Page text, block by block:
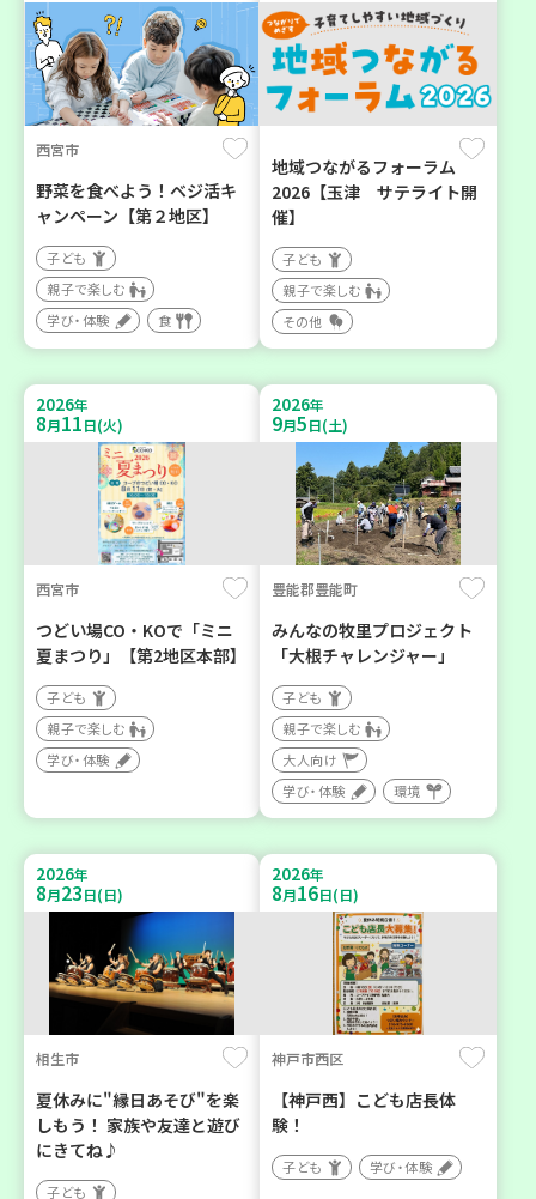
西宮市
野菜を食べよう！ベジ活キ
ャンペーン【第２地区】
子ども
親子で楽しむ
学び・体験
食
地域つながるフォーラム
2026【玉津 サテライト開
催】
子ども
親子で楽しむ
その他
2026年
8月11日(火)
西宮市
つどい場CO・KOで「ミニ
夏まつり」【第2地区本部】
子ども
親子で楽しむ
学び・体験
2026年
9月5日(土)
豊能郡豊能町
みんなの牧里プロジェクト
「大根チャレンジャー」
子ども
親子で楽しむ
大人向け
学び・体験
環境
2026年
8月23日(日)
相生市
夏休みに"縁日あそび"を楽
しもう！ 家族や友達と遊び
にきてね♪
子ども
2026年
8月16日(日)
神戸市西区
【神戸西】こども店長体
験！
子ども 学び・体験